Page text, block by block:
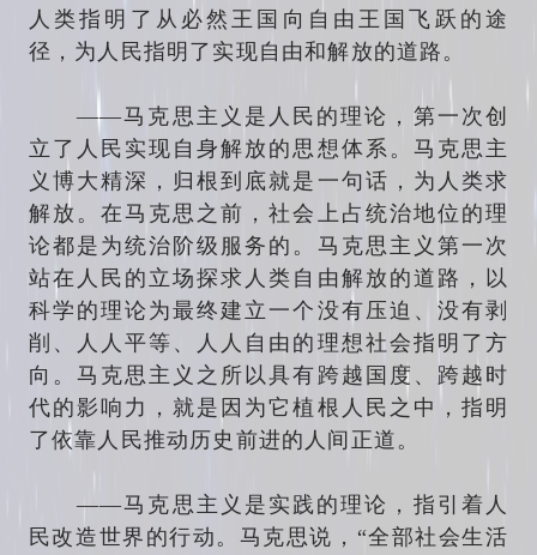
人类指明了从必然王国向自由王国飞跃的途
径，为人民指明了实现自由和解放的道路。
——马克思主义是人民的理论，第一次创
立了人民实现自身解放的思想体系。马克思主
义博大精深，归根到底就是一句话，为人类求
解放。在马克思之前，社会上占统治地位的理
论都是为统治阶级服务的。马克思主义第一次
站在人民的立场探求人类自由解放的道路，以
科学的理论为最终建立一个没有压迫、没有剥
削、人人平等、人人自由的理想社会指明了方
向。马克思主义之所以具有跨越国度、跨越时
代的影响力，就是因为它植根人民之中，指明
了依靠人民推动历史前进的人间正道。
——马克思主义是实践的理论，指引着人
民改造世界的行动。马克思说，“全部社会生活